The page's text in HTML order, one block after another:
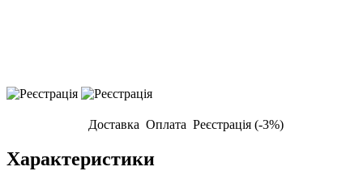
Доставка Оплата Реєстрація (-3%)
Характеристики